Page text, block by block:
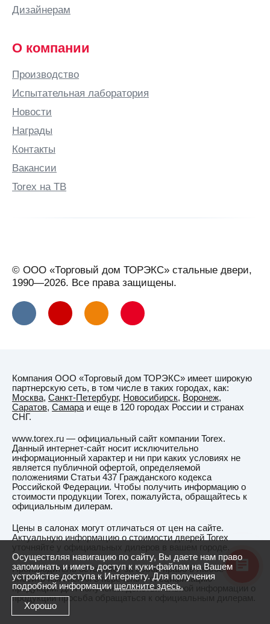
Дизайнерам
О компании
Производство
Испытательная лаборатория
Новости
Награды
Контакты
Вакансии
Torex на ТВ
© ООО «Торговый дом ТОРЭКС» стальные двери,
1990—2026. Все права защищены.
Компания ООО «Торговый дом ТОРЭКС» имеет широкую
партнерскую сеть, в том числе в таких городах, как:
Москва, Санкт-Петербург, Новосибирск, Воронеж,
Саратов, Самараи еще в 120 городах России и странах
СНГ.
www.torex.ru — официальный сайт компании Torex.
Данный интернет-сайт носит исключительно
информационный характер и ни при каких условиях не
является публичной офертой, определяемой
положениями Статьи 437 Гражданского кодекса
Российской Федерации. Чтобы получить информацию о
стоимости продукции Torex, пожалуйста, обращайтесь к
официальным дилерам.
Цены в салонах могут отличаться от цен на сайте.
Актуальную информацию о стоимости дверей Torex
Производитель оставляет за собой право в любое время
вносить изменения в перечень и спецификацию
продукции. Для получения действительной информации о
продукции просьба обращаться к официальным дилерам.
Осуществляя навигацию по сайту, Вы даете нам право
запоминать и иметь доступ к куки-файлам на Вашем
устройстве доступа к Интернету. Для получения
подробной информации щелкните здесь.
Хорошо